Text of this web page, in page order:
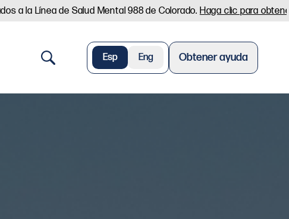
a la Línea de Salud Mental 988 de Colorado. Haga clic para
Search
Esp Eng Obtener ayuda